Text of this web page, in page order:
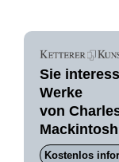
Sie
Werke
von
Kostenlos